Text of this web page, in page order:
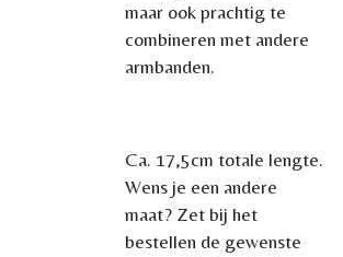
maar ook prachtig te
combineren met andere
armbanden.
Ca. 17,5cm totale lengte.
Wens je een andere
maat? Zet bij het
bestellen de gewenste